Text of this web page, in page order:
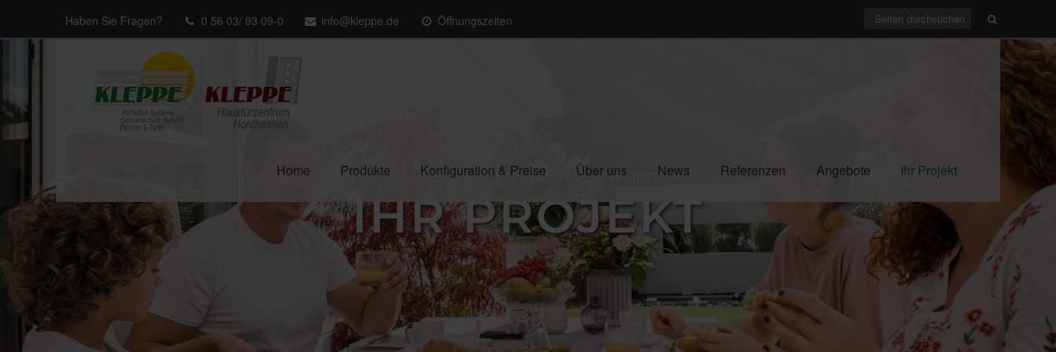
Haben Sie Fragen? 0 56 03/ 93 09-0 info@kleppe.de Öffnungszeiten
Home Produkte Konfiguration & Preise Über uns News Referenzen Angebote Ihr Projekt
INDIVIDUELLE LÖSUNGEN FÜR IHRE ANFORDERUNGEN
IHR PROJEKT